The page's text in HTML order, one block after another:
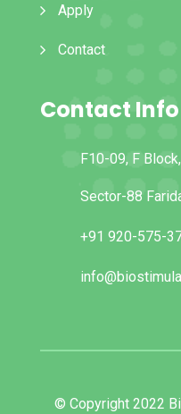
Apply
Contact
Contact Info
F10-09, F
Sector-88
+91 920-575-
© Copyright 2022